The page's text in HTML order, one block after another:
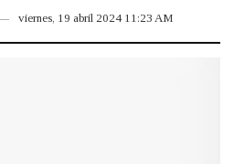
viernes, 19 abril 2024 11:23 AM